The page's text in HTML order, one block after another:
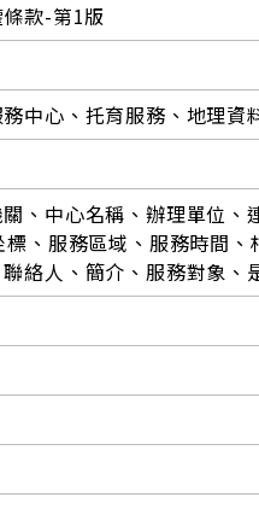
款-第1版
中心、托育服務、地理資
、中心名稱、辦理單位
標、服務區域、服務時間
絡人、簡介、服務對象、